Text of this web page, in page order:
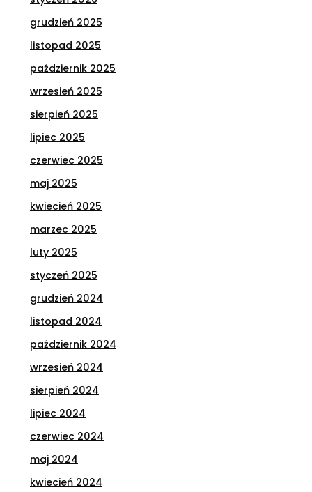
grudzień 2025
listopad 2025
październik 2025
wrzesień 2025
sierpień 2025
lipiec 2025
czerwiec 2025
maj 2025
kwiecień 2025
marzec 2025
luty 2025
styczeń 2025
grudzień 2024
listopad 2024
październik 2024
wrzesień 2024
sierpień 2024
lipiec 2024
czerwiec 2024
maj 2024
kwiecień 2024